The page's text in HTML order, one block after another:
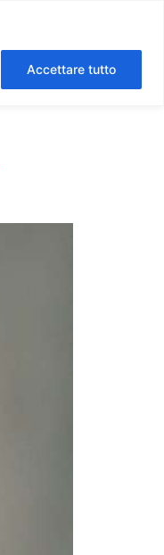
Accettare tutto